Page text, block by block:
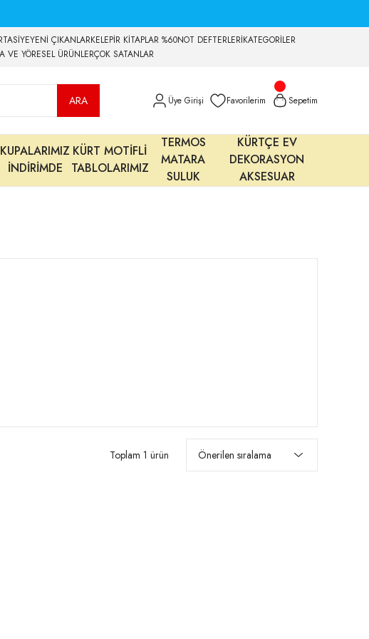
YENİ ÇIKANLARKELEPİR KİTAPLAR %60NOT DEFTERLERİKATEGORİLER
VE YÖRESEL ÜRÜNLERÇOK SATANLAR
ARA Üye Girişi Favorilerim Sepetim
KUPALARIMIZ
İNDİRİMDE
KÜRT MOTİFLİ
TABLOLARIMIZ
TERMOS
MATARA
SULUK
KÜRTÇE EV
DEKORASYON
AKSESUAR
Toplam 1 ürün